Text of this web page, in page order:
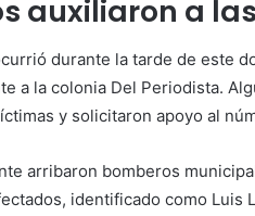
auxiliaron a
durante la tarde de este
a la colonia Del Periodista.
y solicitaron apoyo al
arribaron bomberos
identificado como Luis